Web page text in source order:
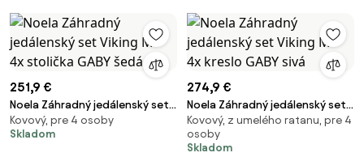
251,9 €
Noela Záhradný jedálenský set
Viking M + 4x stolička GABY
šedá
Kovový, pre 4 osoby
Skladom
274,9 €
Noela Záhradný jedálenský set
Viking M + 4x kreslo GABY sivá
Kovový, z umelého ratanu, pre 4
osoby
Skladom